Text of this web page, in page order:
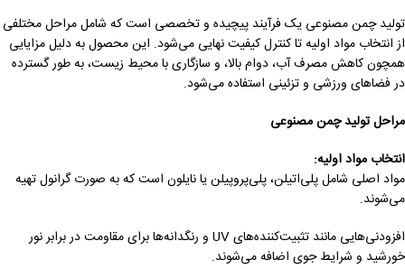
تولید چمن مصنوعی یک فرآیند پیچیده و تخصصی است که شامل مراحل مختلفی
از انتخاب مواد اولیه تا کنترل کیفیت نهایی می‌شود. این محصول به دلیل مزایایی
همچون کاهش مصرف آب، دوام بالا، و سازگاری با محیط زیست، به طور گسترده
در فضاهای ورزشی و تزئینی استفاده می‌شود.
مراحل تولید چمن مصنوعی
انتخاب مواد اولیه:
مواد اصلی شامل پلی‌اتیلن، پلی‌پروپیلن یا نایلون است که به صورت گرانول تهیه
می‌شوند.
افزودنی‌هایی مانند تثبیت‌کننده‌های UV و رنگدانه‌ها برای مقاومت در برابر نور
خورشید و شرایط جوی اضافه می‌شوند.